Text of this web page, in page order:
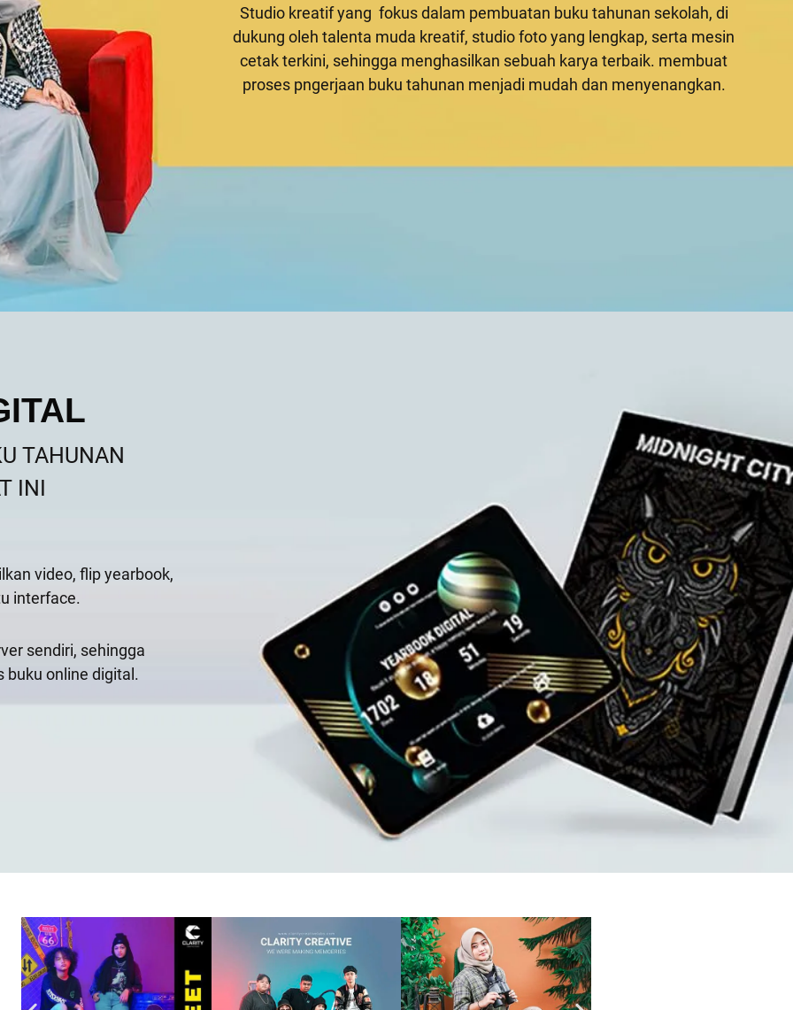
Studio kreatif yang fokus dalam pembuatan buku tahunan sekolah, di
dukung oleh talenta muda kreatif, studio foto yang lengkap, serta mesin
cetak terkini, sehingga menghasilkan sebuah karya terbaik. membuat
proses pngerjaan buku tahunan menjadi mudah dan menyenangkan.
TAHUNAN
INI
video, flip yearbook,
interface.
sendiri, sehingga
buku online digital.